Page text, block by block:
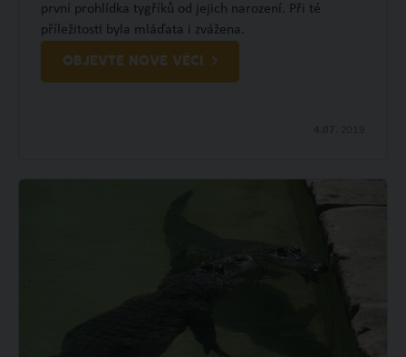
první prohlídka tygříků od jejich narození. Při té
příležitosti byla mláďata i zvážena.
OBJEVTE NOVÉ VĚCI